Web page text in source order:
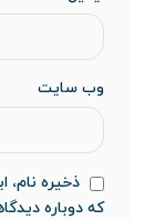
وب‌ سایت
ذخیره نام،
که دوباره